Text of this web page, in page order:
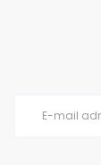
Beni
Tat ve
Ürün
Ürün